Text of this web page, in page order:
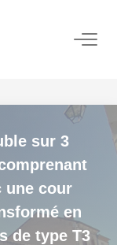
sur 3
une cour
en
de type T3